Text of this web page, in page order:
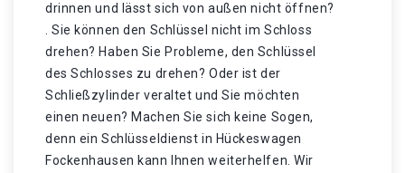
drinnen und lässt sich von außen nicht öffnen?
. Sie können den Schlüssel nicht im Schloss
drehen? Haben Sie Probleme, den Schlüssel
des Schlosses zu drehen? Oder ist der
Schließzylinder veraltet und Sie möchten
einen neuen? Machen Sie sich keine Sogen,
denn ein Schlüsseldienst in Hückeswagen
Fockenhausen kann Ihnen weiterhelfen. Wir